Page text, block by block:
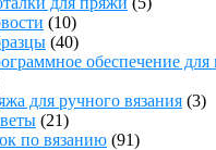
(10)
(40)
обеспечение
для ручного вязания (3)
(21)
по вязанию (91)